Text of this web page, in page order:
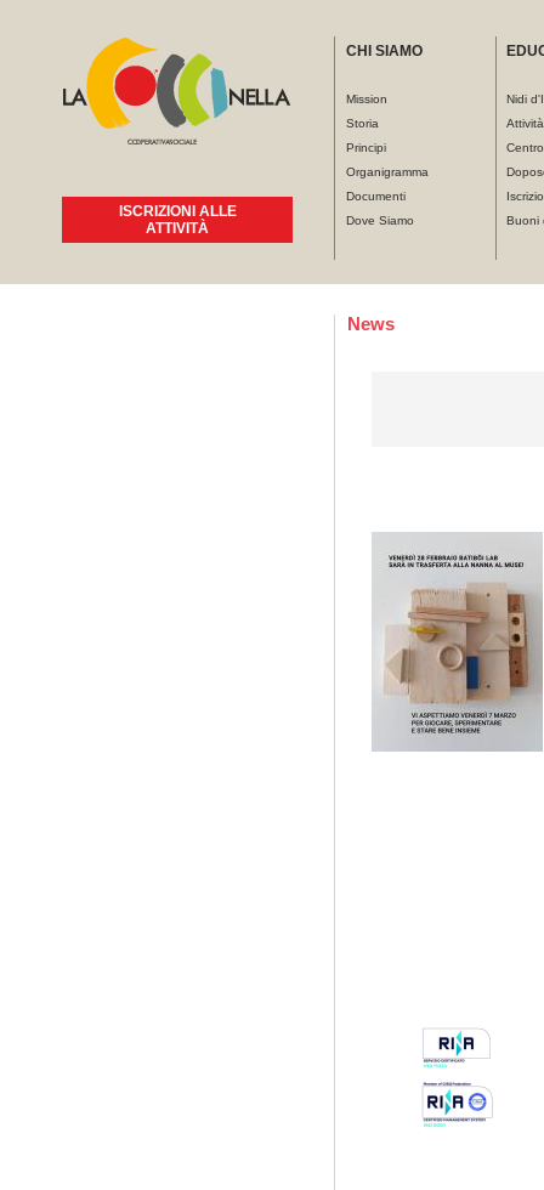
ISCRIZIONI ALLE
ATTIVITÀ
CHI SIAMO
Mission
Storia
Principi
Organigramma
Documenti
Dove Siamo
Nidi
Buoni
Tu sei qui
News